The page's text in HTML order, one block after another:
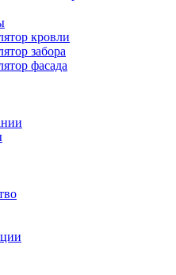
кровли
забора
фасада